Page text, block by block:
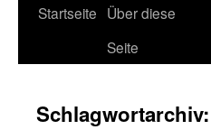
Startseite Über diese
Seite
Schlagwortarchiv: